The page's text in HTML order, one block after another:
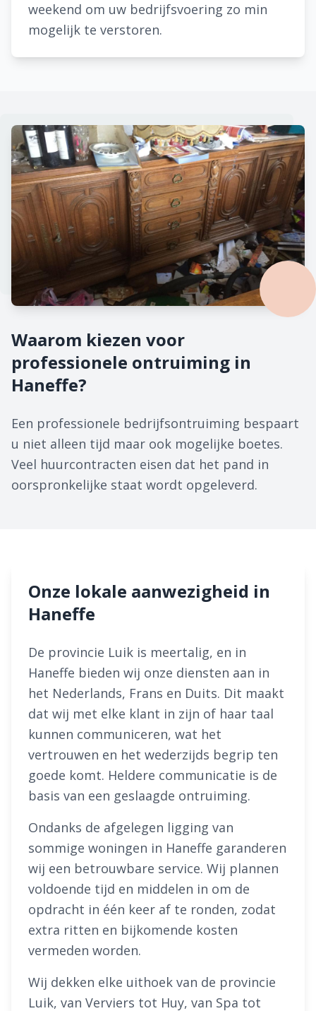
weekend om uw bedrijfsvoering zo min
mogelijk te verstoren.
Waarom kiezen voor
professionele ontruiming in
Haneffe?
Een professionele bedrijfsontruiming bespaart
u niet alleen tijd maar ook mogelijke boetes.
Veel huurcontracten eisen dat het pand in
oorspronkelijke staat wordt opgeleverd.
Onze lokale aanwezigheid in
Haneffe
De provincie Luik is meertalig, en in
Haneffe bieden wij onze diensten aan in
het Nederlands, Frans en Duits. Dit maakt
dat wij met elke klant in zijn of haar taal
kunnen communiceren, wat het
vertrouwen en het wederzijds begrip ten
goede komt. Heldere communicatie is de
basis van een geslaagde ontruiming.
Ondanks de afgelegen ligging van
sommige woningen in Haneffe garanderen
wij een betrouwbare service. Wij plannen
voldoende tijd en middelen in om de
opdracht in één keer af te ronden, zodat
extra ritten en bijkomende kosten
vermeden worden.
Wij dekken elke uithoek van de provincie
Luik, van Verviers tot Huy, van Spa tot